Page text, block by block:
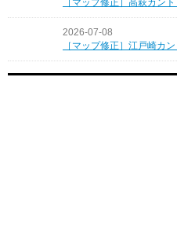
［マップ修正］高萩カン
2026-07-08
［マップ修正］江戸崎カ